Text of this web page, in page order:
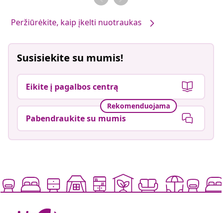
Peržiūrėkite, kaip įkelti nuotraukas
Susisiekite su mumis!
Eikite į pagalbos centrą
Rekomenduojama
Pabendraukite su mumis